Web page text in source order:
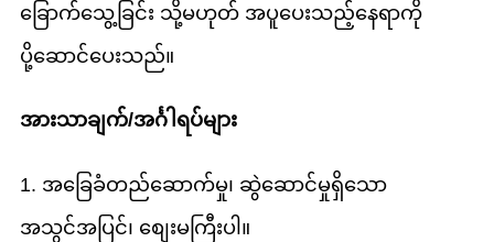
ခြောက်သွေ့ခြင်း သို့မဟုတ် အပူပေးသည့်နေရာကို
ပို့ဆောင်ပေးသည်။
အားသာချက်/အင်္ဂါရပ်များ
1. အခြေခံတည်ဆောက်မှု၊ ဆွဲဆောင်မှုရှိသော
အသွင်အပြင်၊ စျေးမကြီးပါ။